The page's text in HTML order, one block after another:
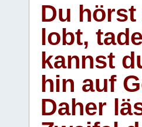
Du
lobt,
kannst
hin auf
Daher